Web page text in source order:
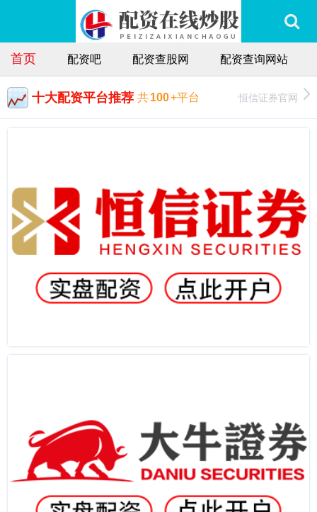
首页 配资吧 配资查股网 配资查询网站
十大配资平台推荐 共100+平台 恒信证券官网